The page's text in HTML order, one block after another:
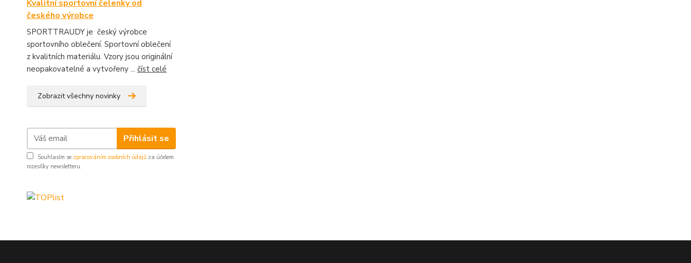
Kvalitní sportovní čelenky od
českého výrobce
SPORTTRAUDY je český výrobce
sportovního oblečení. Sportovní oblečení
z kvalitních materiálu. Vzory jsou originální
neopakovatelné a vytvořeny ... číst celé
Zobrazit všechny novinky
Přihlásit se
Souhlasím se zpracováním osobních údajů za účelem
rozesílky newsletteru.